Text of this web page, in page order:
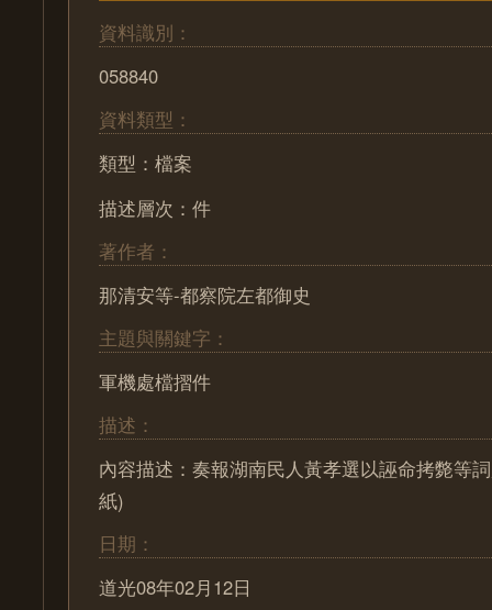
資料識別：
058840
資料類型：
類型：檔案
描述層次：件
著作者：
那清安等-都察院左都御史
主題與關鍵字：
軍機處檔摺件
描述：
內容描述：奏報湖南民人黃孝選以誣命拷斃等
紙)
日期：
道光08年02月12日